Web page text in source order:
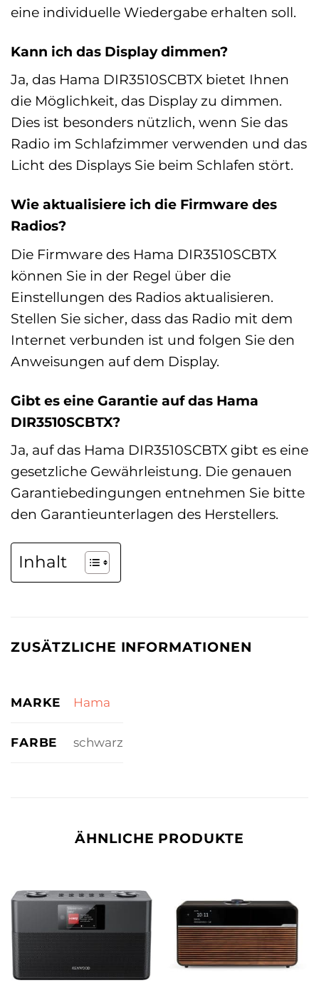
eine individuelle Wiedergabe erhalten soll.
Kann ich das Display dimmen?
Ja, das Hama DIR3510SCBTX bietet Ihnen
die Möglichkeit, das Display zu dimmen.
Dies ist besonders nützlich, wenn Sie das
Radio im Schlafzimmer verwenden und das
Licht des Displays Sie beim Schlafen stört.
Wie aktualisiere ich die Firmware des
Radios?
Die Firmware des Hama DIR3510SCBTX
können Sie in der Regel über die
Einstellungen des Radios aktualisieren.
Stellen Sie sicher, dass das Radio mit dem
Internet verbunden ist und folgen Sie den
Anweisungen auf dem Display.
Gibt es eine Garantie auf das Hama
DIR3510SCBTX?
Ja, auf das Hama DIR3510SCBTX gibt es eine
gesetzliche Gewährleistung. Die genauen
Garantiebedingungen entnehmen Sie bitte
den Garantieunterlagen des Herstellers.
Inhalt
ZUSÄTZLICHE INFORMATIONEN
MARKE Hama
FARBE schwarz
ÄHNLICHE PRODUKTE